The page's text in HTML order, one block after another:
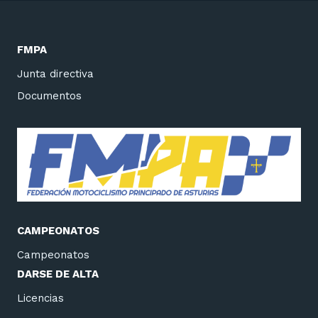
FMPA
Junta directiva
Documentos
CAMPEONATOS
Campeonatos
DARSE DE ALTA
Licencias